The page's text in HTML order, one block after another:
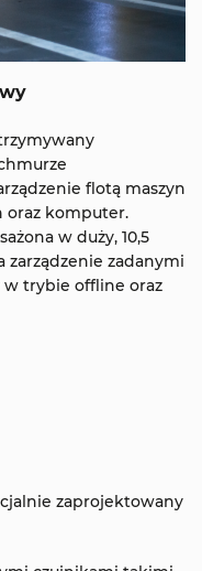
flotą maszyn
oraz komputer.
w duży, 10,5
zarządzenie zadanymi
w trybie offline oraz
zaprojektowany